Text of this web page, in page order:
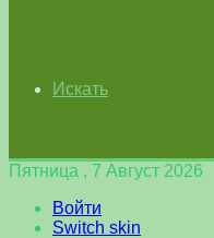
Искать
Пятница , 7 Август 2026
Войти
Switch skin